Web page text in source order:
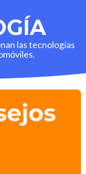
las tecnologías